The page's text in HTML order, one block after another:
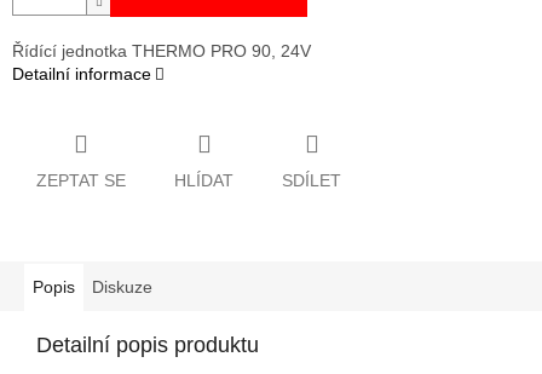
Řídící jednotka THERMO PRO 90, 24V
Detailní informace
ZEPTAT SE HLÍDAT SDÍLET
Popis Diskuze
Detailní popis produktu